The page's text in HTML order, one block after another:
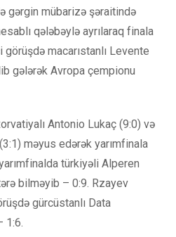
gərgin mübarizə şəraitində
qələbəylə ayrılaraq finala
macarıstanlı Levente
gələrək Avropa çempionu
Antonio Lukaç (9:0) və
məyus edərək yarımfinala
türkiyəli Alperen
bilməyib – 0:9. Rzayev
gürcüstanlı Data
1:6.